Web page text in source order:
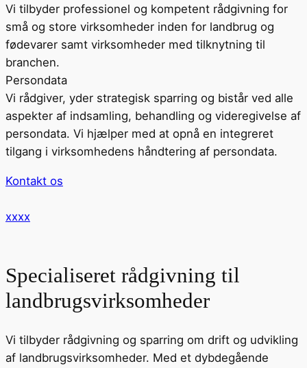
Vi tilbyder professionel og kompetent rådgivning for
små og store virksomheder inden for landbrug og
fødevarer samt virksomheder med tilknytning til
branchen.
Persondata
Vi rådgiver, yder strategisk sparring og bistår ved alle
aspekter af indsamling, behandling og videregivelse af
persondata. Vi hjælper med at opnå en integreret
tilgang i virksomhedens håndtering af persondata.
Kontakt os
xxxx
Specialiseret rådgivning til
landbrugsvirksomheder
Vi tilbyder rådgivning og sparring om drift og udvikling
af landbrugsvirksomheder. Med et dybdegående